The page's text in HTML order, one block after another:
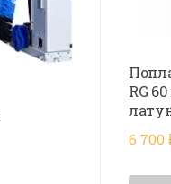
RG
6 700